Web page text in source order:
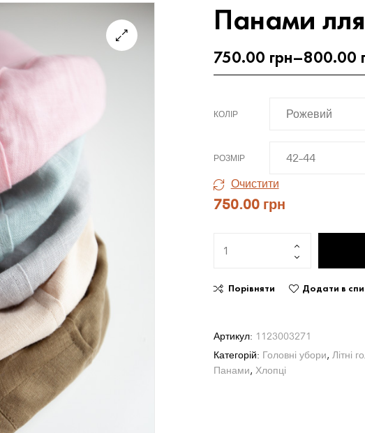
Панами
750.00 грн–800.00
КОЛІР
РОЗМІР
Очистити
750.00 грн
Порівняти Додати в
Артикул: 1123003271
Категорій: Головні убори, Літні
Панами, Хлопці